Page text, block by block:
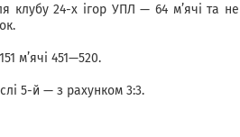
клубу 24-х ігор УПЛ — 64 м’ячі та не
м’ячі 451—520.
5-й — з рахунком 3:3.